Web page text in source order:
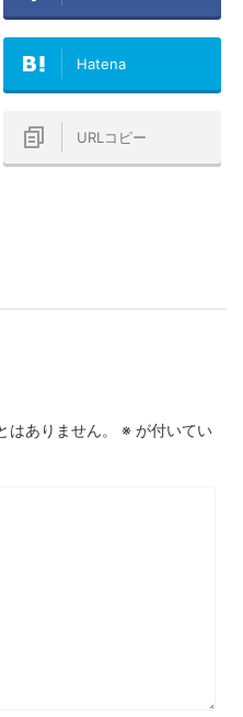
Hatena
URLコピー
ありません。 ※ が付いてい